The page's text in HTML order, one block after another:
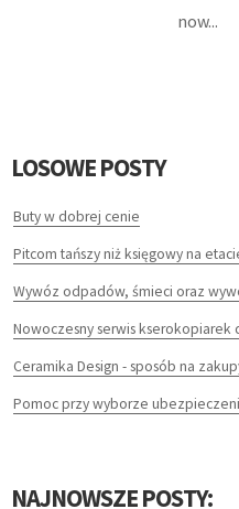
DIETETYKA,
SALONY
now...
LOSOWE POSTY
Buty w dobrej cenie
Pitcom tańszy niż księgowy na
Wywóz odpadów, śmieci oraz
Nowoczesny serwis kserokopiarek
Ceramika Design - sposób na
Pomoc przy wyborze
NAJNOWSZE POSTY: